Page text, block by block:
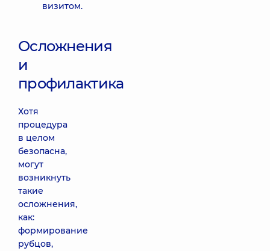
визитом.
Осложнения
и
профилактика
Хотя
процедура
в целом
безопасна,
могут
возникнуть
такие
осложнения,
как:
формирование
рубцов,